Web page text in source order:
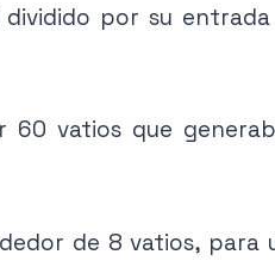
por su
vatios que
de 8 vatios, para